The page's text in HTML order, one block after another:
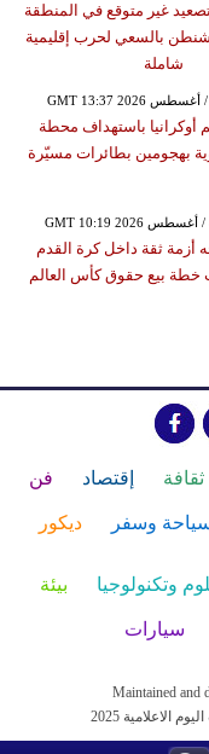
غير متوقع في المنطقة
بالسعي لحرب إقليمية
شاملة
أوكرانيا باستهداف محطة
بهجومين بطائرات مسيّرة
أزمة ثقة داخل كرة القدم
خطة بيع حقوق كأس العالم
ثقافة إقتصاد فن
وسفر ديكور
وتكنولوجيا بيئة
سيارات
Maintained and